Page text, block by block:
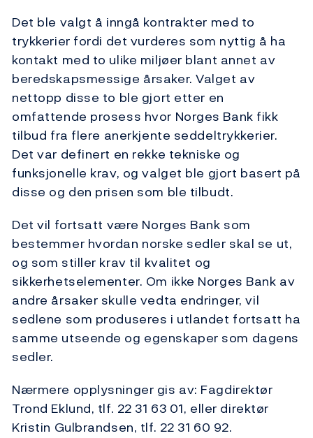
Det ble valgt å inngå kontrakter med to
trykkerier fordi det vurderes som nyttig å ha
kontakt med to ulike miljøer blant annet av
beredskapsmessige årsaker. Valget av
nettopp disse to ble gjort etter en
omfattende prosess hvor Norges Bank fikk
tilbud fra flere anerkjente seddeltrykkerier.
Det var definert en rekke tekniske og
funksjonelle krav, og valget ble gjort basert på
disse og den prisen som ble tilbudt.
Det vil fortsatt være Norges Bank som
bestemmer hvordan norske sedler skal se ut,
og som stiller krav til kvalitet og
sikkerhetselementer. Om ikke Norges Bank av
andre årsaker skulle vedta endringer, vil
sedlene som produseres i utlandet fortsatt ha
samme utseende og egenskaper som dagens
sedler.
Nærmere opplysninger gis av: Fagdirektør
Trond Eklund, tlf. 22 31 63 01, eller direktør
Kristin Gulbrandsen, tlf. 22 31 60 92.